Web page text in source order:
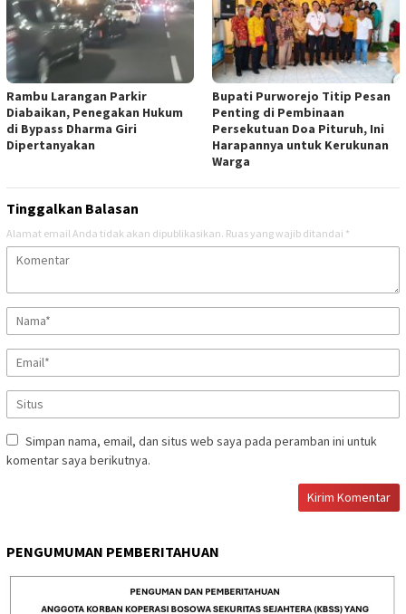
Rambu Larangan Parkir
Diabaikan, Penegakan Hukum
di Bypass Dharma Giri
Dipertanyakan
Bupati Purworejo Titip Pesan
Penting di Pembinaan
Persekutuan Doa Pituruh, Ini
Harapannya untuk Kerukunan
Warga
Tinggalkan Balasan
Alamat email Anda tidak akan dipublikasikan. Ruas yang wajib ditandai *
Simpan nama, email, dan situs web saya pada peramban ini untuk
komentar saya berikutnya.
PENGUMUMAN PEMBERITAHUAN